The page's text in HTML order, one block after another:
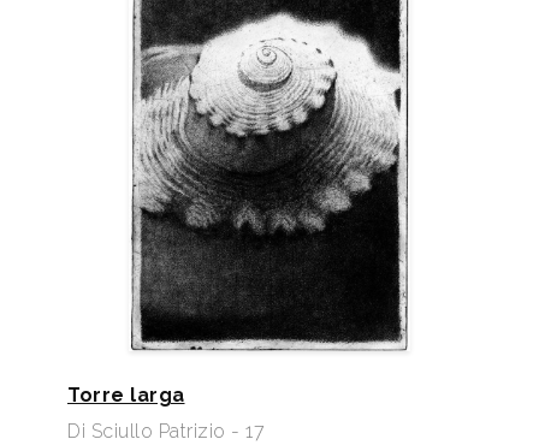
Torre larga
Di Sciullo Patrizio - 17